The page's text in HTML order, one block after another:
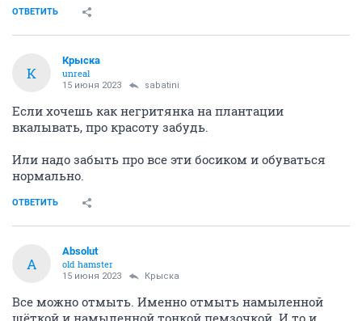
ОТВЕТИТЬ
К
Крыска
unreal
15 июня 2023 sabatini
Если хочешь как негритянка на плантации
вкалывать, про красоту забудь.
Или надо забыть про все эти босиком и обуваться
нормально.
ОТВЕТИТЬ
A
Absolut
old hamster
15 июня 2023 Крыска
Все можно отмыть. Именно отмыть намыленной
щёткой и намыленной тонкой пемзочкой. И то и